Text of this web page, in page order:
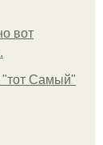
вот
"тот Самый"